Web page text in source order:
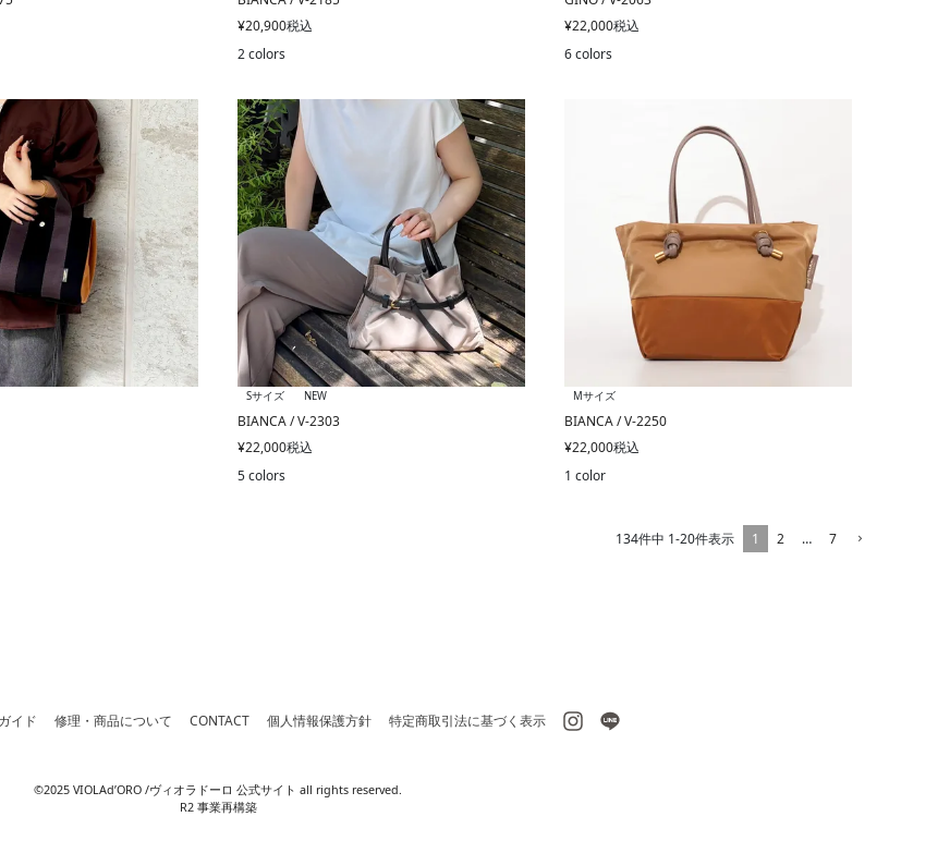
¥20,900税込
2 colors
¥22,000税込
6 colors
Sサイズ NEW
BIANCA / V-2303
¥22,000税込
5 colors
Mサイズ
BIANCA / V-2250
¥22,000税込
1 color
134件中 1-20件表示 1 2 … 7
イド 修理・商品について CONTACT 個人情報保護方針 特定商取引法に基づく表示
©2025 VIOLAd’ORO /ヴィオラドーロ 公式サイト all rights reserved.
R2 事業再構築